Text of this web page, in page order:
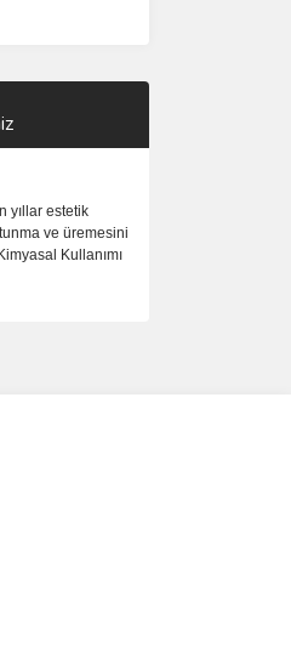
yıllar estetik
ve üremesini
Kullanımı